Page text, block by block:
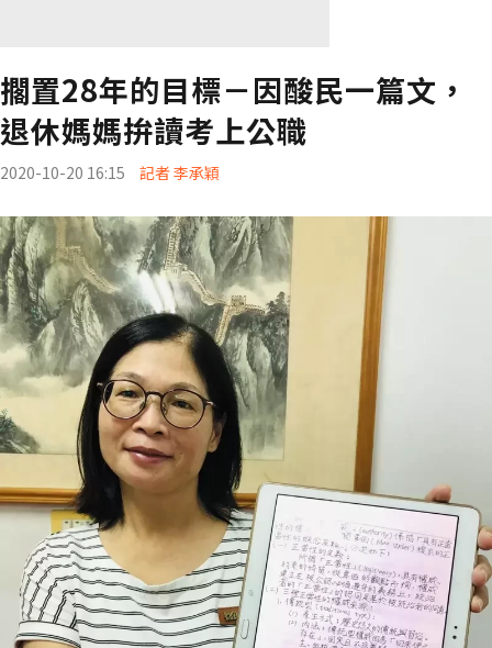
擱置28年的目標－因酸民一篇文，
退休媽媽拚讀考上公職
2020-10-20 16:15 記者 李承穎